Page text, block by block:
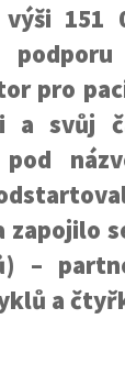
151
pro
a svůj
zapojilo
–
a